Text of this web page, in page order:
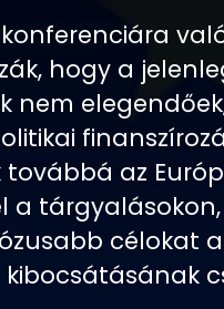
hogy a
nem
az
a tárgyalásokon,
célokat